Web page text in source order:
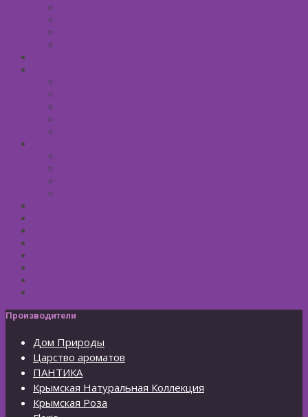
Производители
Дом Природы
Царство ароматов
ПАНТИКА
Крымская Натуральная Коллекция
Крымская Роза